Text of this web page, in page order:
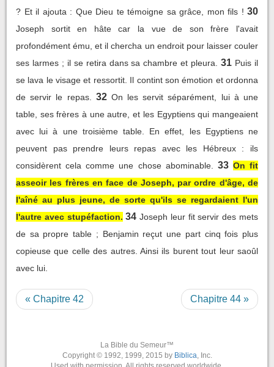
? Et il ajouta : Que Dieu te témoigne sa grâce, mon fils ! 30
Joseph sortit en hâte car la vue de son frère l'avait
profondément ému, et il chercha un endroit pour laisser couler
ses larmes ; il se retira dans sa chambre et pleura.
31 Puis il
se lava le visage et ressortit. Il contint son émotion et ordonna
de servir le repas.
32 On les servit séparément, lui à une
table, ses frères à une autre, et les Egyptiens qui mangeaient
avec lui à une troisième table. En effet, les Egyptiens ne
peuvent pas prendre leurs repas avec les Hébreux : ils
considèrent cela comme une chose abominable.
33 On fit
asseoir les frères en face de Joseph, par ordre d'âge, de
l'aîné au plus jeune, de sorte qu'ils se regardaient l'un
l'autre avec stupéfaction. 34 Joseph leur fit servir des mets
de sa propre table ; Benjamin reçut une part cinq fois plus
copieuse que celle des autres. Ainsi ils burent tout leur saoûl
avec lui.
« Chapitre 42 Chapitre 44 »
La Bible du Semeur™
Copyright © 1992, 1999, 2015 by Biblica, Inc.